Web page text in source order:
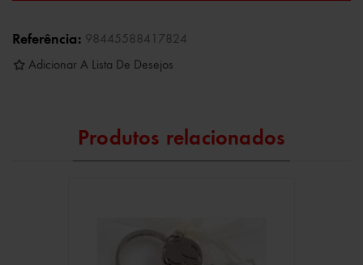
Referência: 98445588417824
Adicionar A Lista De Desejos
Produtos relacionados